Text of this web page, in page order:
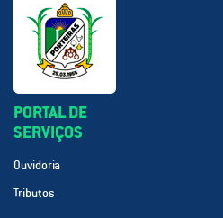
PORTAL DE
SERVIÇOS
Ouvidoria
Tributos